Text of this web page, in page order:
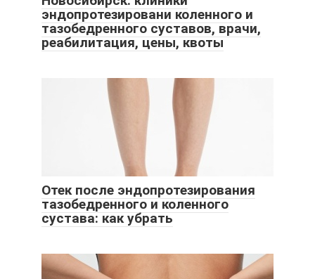
эндопротезировани коленного и
тазобедренного суставов, врачи,
реабилитация, цены, квоты
Отек после эндопротезирования
тазобедренного и коленного
сустава: как убрать